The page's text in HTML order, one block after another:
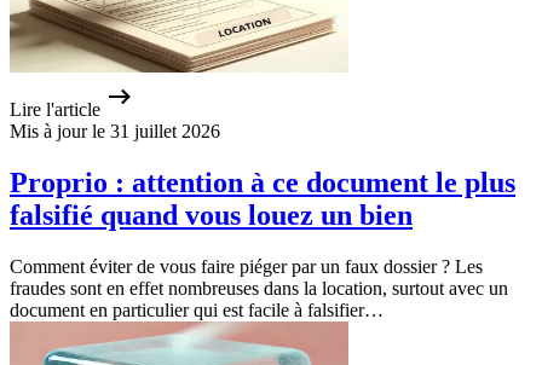
Lire l'article
Mis à jour le 31 juillet 2026
Proprio : attention à ce document le plus
falsifié quand vous louez un bien
Comment éviter de vous faire piéger par un faux dossier ? Les
fraudes sont en effet nombreuses dans la location, surtout avec un
document en particulier qui est facile à falsifier…